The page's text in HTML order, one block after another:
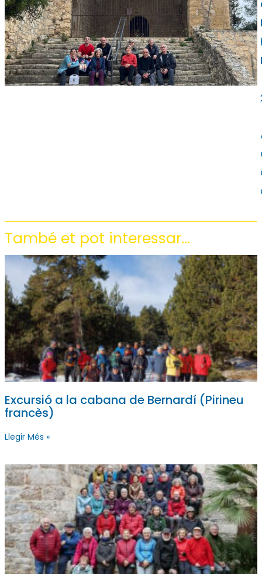
També et pot interessar...
Excursió a la cabana de Bernardí (Pirineu
francès)
Llegir Més »